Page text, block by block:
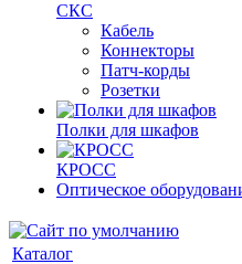
СКС
Кабель
Коннекторы
Патч-корды
Розетки
Полки для шкафов
КРОСС
Оптическое
Каталог